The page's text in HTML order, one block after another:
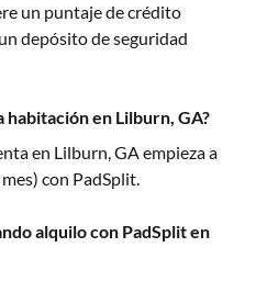
un puntaje de crédito
depósito de seguridad
habitación en Lilburn, GA?
en Lilburn, GAempieza a
con PadSplit.
alquilo con PadSplit en